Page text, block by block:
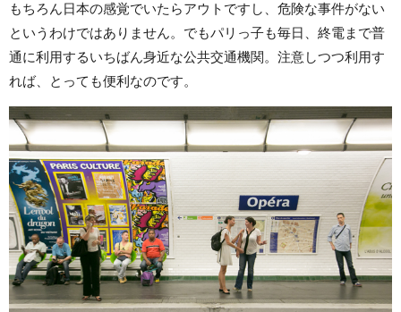
もちろん日本の感覚でいたらアウトですし、 危険な事件がない
というわけではありません。でもパリっ子も毎日、終電まで普
通に利用するいちばん身近な公共交通機関。注意しつつ利用す
れば、とっても便利なのです。